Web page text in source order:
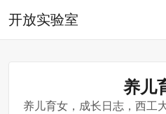
开放实验室
养儿
养儿育女，成长日志，西工